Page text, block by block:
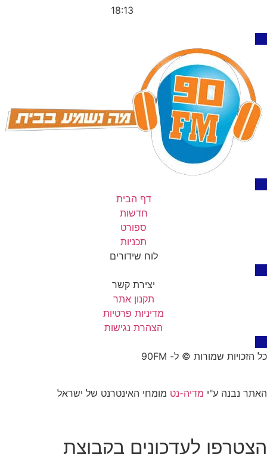
18:13
דף הבית
חדשות
ספורט
תכניות
לוח שידורים
יצירת קשר
תקנון אתר
מדיניות פרטיות
הצהרת נגישות
כל הזכויות שמורות © ל- 90FM
האתר נבנה ע"י מדיה-נט מומחי האינטרנט של ישראל
הצטרפו לעדכונים בקבוצת